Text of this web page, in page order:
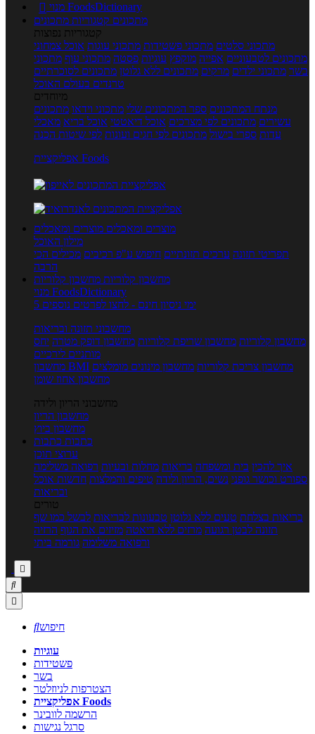

מנוי FoodsDictionary
מתכונים קטגוריות מתכונים
קטגוריות נפוצות
מתכוני סלטים מתכוני פשטידות מתכוני עוגות אוכל צמחוני
מתכונים לטבעוניים אפייה מוקפץ עוגיות פסטה מתכוני עוף מתכוני
בשר מתכוני ילדים מרקים מתכונים ללא גלוטן מתכונים לסוכרתיים
טרנדים בעולם האוכל
מיוחדים
מנתח המתכונים ספר המתכונים שלי מתכוני וידאו מתכונים
עשירים מתכונים לפי מצרכים אוכל דיאטטי אוכל בריא מאכלי
עדות ספרי בישול מתכונים לפי חגים ועונות לפי שיטות הכנה
אפליקציית Foods
מוצרים ומאכלים מוצרים ומאכלים
מילון האוכל
תפריטי תזונה ערכים תזונתיים חיפוש ע"פ רכיבים מכילים הכי
הרבה
מחשבון קלוריות מחשבון קלוריות
מנוי FoodsDictionary
5 ימי ניסיון חינם - לחצו לפרטים נוספים
מחשבוני תזונה ובריאות
מחשבון קלוריות מחשבון שריפת קלוריות מחשבון דופק מטרה יחס
מותניים לירכיים
מחשבון BMI
מחשבון צריכת קלוריות מחשבון מינונים מומלצים
מחשבון אחוז שומן
מחשבוני הריון ולידה
מחשבון הריון
מחשבון ביוץ
כתבות כתבות
ערוצי תוכן
איך להכין בית ומשפחה בריאות מחלות ובעיות רפואה משלימה
ספורט וכושר גופני נשים, הריון ולידה טיפים והמלצות חדשות אוכל
ובריאות
טורים
בריאות בצלחת טעים ללא גלוטן טבעונות לבריאות לבשל כמו שף
תזונה לבטן רגועה מרזים ללא דיאטה מזיזים את הגוף הרזיה
ורפואה משלימה גורמה ביתי



חיפוש
עוגיות
פשטידות
בשר
הצטרפות לניוזלטר
אפליקציית Foods
הרשמה לוובינר
סרגל נגישות